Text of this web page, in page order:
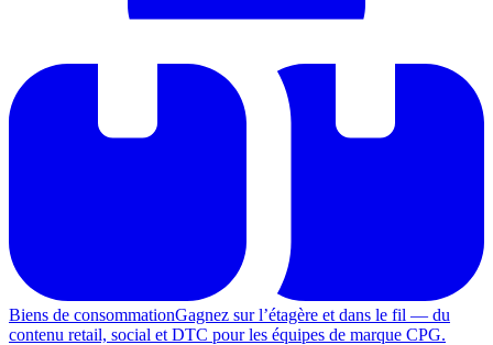
Biens de consommationGagnez sur l’étagère et dans le fil — du
contenu retail, social et DTC pour les équipes de marque CPG.